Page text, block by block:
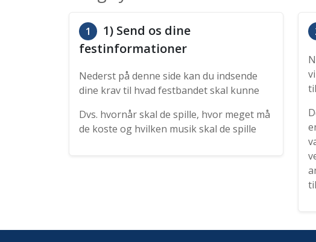
1
1) Send os dine
festinformationer
Nederst på denne side kan du indsende
dine krav til hvad festbandet skal kunne
Dvs. hvornår skal de spille, hvor meget må
de koste og hvilken musik skal de spille